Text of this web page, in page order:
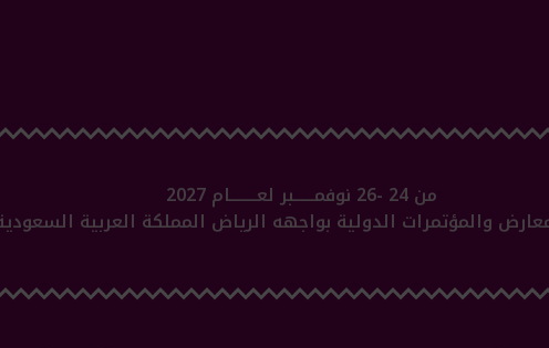
من 24 -26 نوفمــــــبر لعــــــــام 2027
والمؤتمرات الدولية بواجهه الرياض المملكة العربية